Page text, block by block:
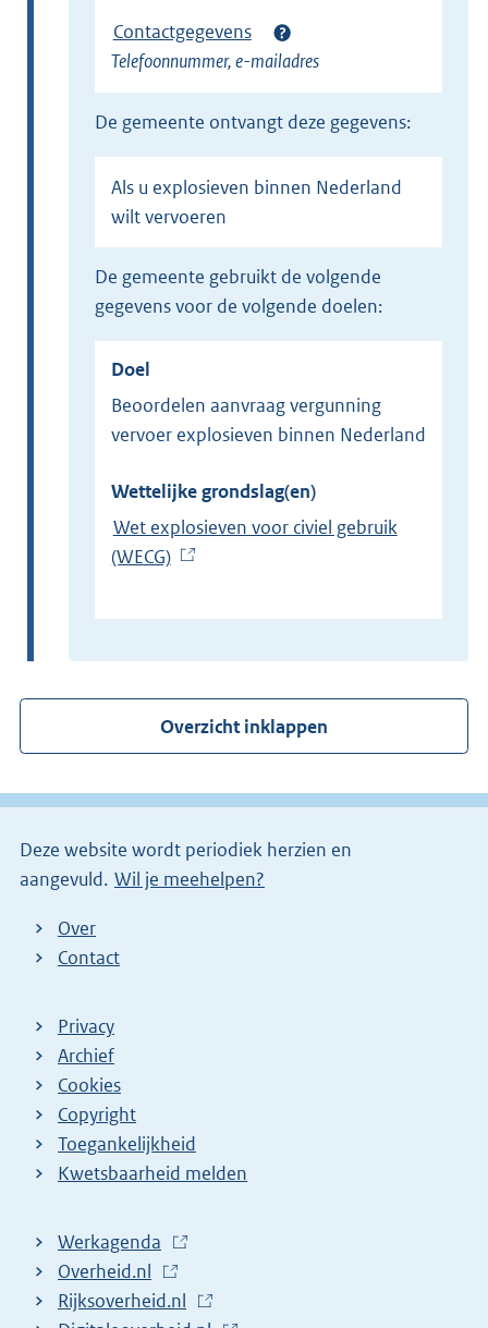
Contactgegevens
Telefoonnummer, e-mailadres
de gemeente ontvangt deze gegevens:
Als u explosieven binnen Nederland
wilt vervoeren
de gemeente gebruikt de volgende
gegevens voor de volgende doelen:
Doel
Beoordelen aanvraag vergunning
vervoer explosieven binnen Nederland
Wettelijke grondslag(en)
Wet explosieven voor civiel gebruik
(WECG)(
x
r
n
l
n
k
Overzicht inklappen
Deze website wordt periodiek herzien en
aangevuld. Wil je meehelpen?
Over
Contact
Privacy
Archief
Cookies
Copyright
Toegankelijkheid
Kwetsbaarheid melden
Werkagenda
E
x
Overheid.nl
E
Rijksoverheid.nl